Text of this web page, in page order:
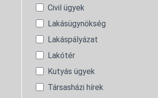
Civil ügyek
Lakásügynökség
Lakáspályázat
Lakótér
Kutyás ügyek
Társasházi hírek